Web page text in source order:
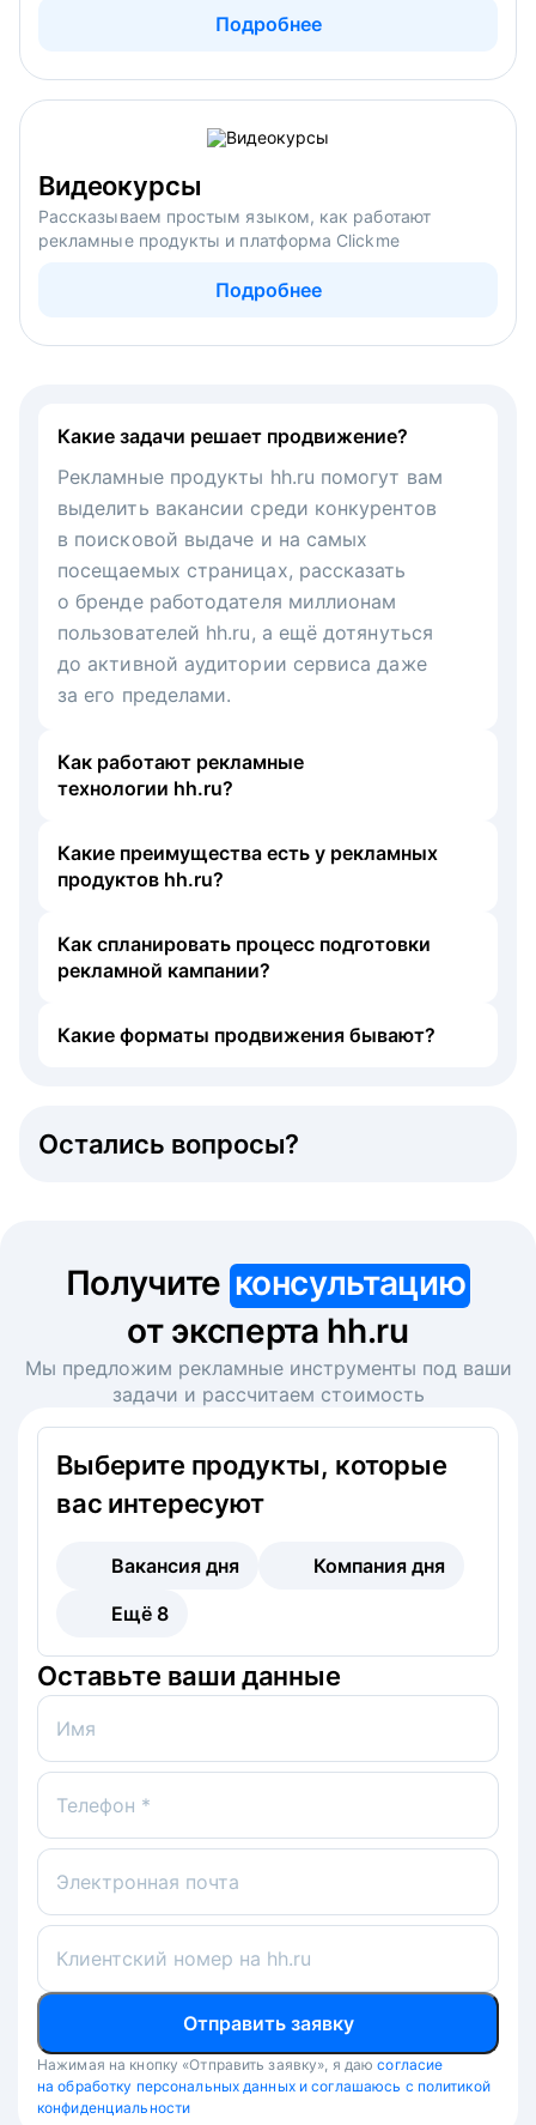
Подробнее
Видеокурсы
Рассказываем простым языком, как работают
рекламные продукты и платформа Clickme
Подробнее
Какие задачи решает продвижение?
Рекламные продукты hh.ru помогут вам
выделить вакансии среди конкурентов
в поисковой выдаче и на самых
посещаемых страницах, рассказать
о бренде работодателя миллионам
пользователей hh.ru, а ещё дотянуться
до активной аудитории сервиса даже
за его пределами.
Как работают рекламные
технологии hh.ru?
Какие преимущества есть у рекламных
продуктов hh.ru?
Как спланировать процесс подготовки
рекламной кампании?
Какие форматы продвижения бывают?
Остались вопросы?
Получите консультацию
от эксперта hh.ru
Мы предложим рекламные инструменты под ваши
задачи и рассчитаем стоимость
Выберите продукты, которые
вас интересуют
Вакансия дня
Компания дня
Ещё 8
Оставьте ваши данные
Имя
Телефон *
Электронная почта
Клиентский номер на hh.ru
Отправить заявку
Нажимая на кнопку «Отправить заявку», я даю согласие
на обработку персональных данных и соглашаюсь с политикой
конфиденциальности